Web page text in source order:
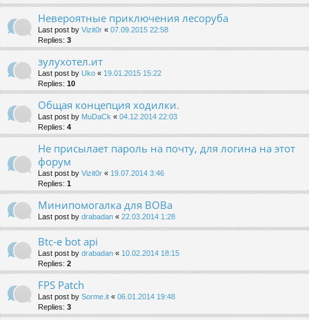
Невероятные приключения лесоруба
Last post by Vizit0r « 07.09.2015 22:58
Replies: 3
зулухотел.ит
Last post by Uko « 19.01.2015 15:22
Replies: 10
Общая концепция ходилки.
Last post by MuDaCk « 04.12.2014 22:03
Replies: 4
Не присылает пароль на почту, для логина на этот
форум
Last post by Vizit0r « 19.07.2014 3:46
Replies: 1
Минипомогалка для ВОВа
Last post by drabadan « 22.03.2014 1:28
Btc-e bot api
Last post by drabadan « 10.02.2014 18:15
Replies: 2
FPS Patch
Last post by Sorme.it « 06.01.2014 19:48
Replies: 3